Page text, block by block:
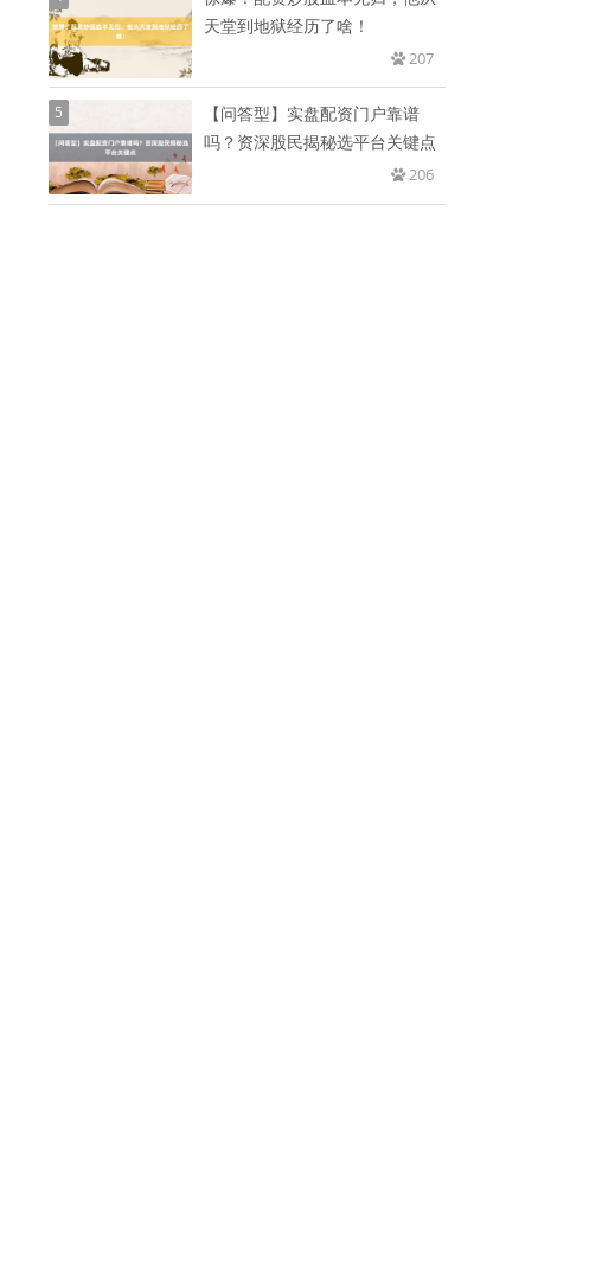
天堂到地狱经历了啥！
207
5
【问答型】实盘配资门户靠谱
吗？资深股民揭秘选平台关键点
206